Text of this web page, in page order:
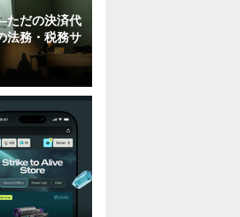
ただの決済代
法務・税務サ